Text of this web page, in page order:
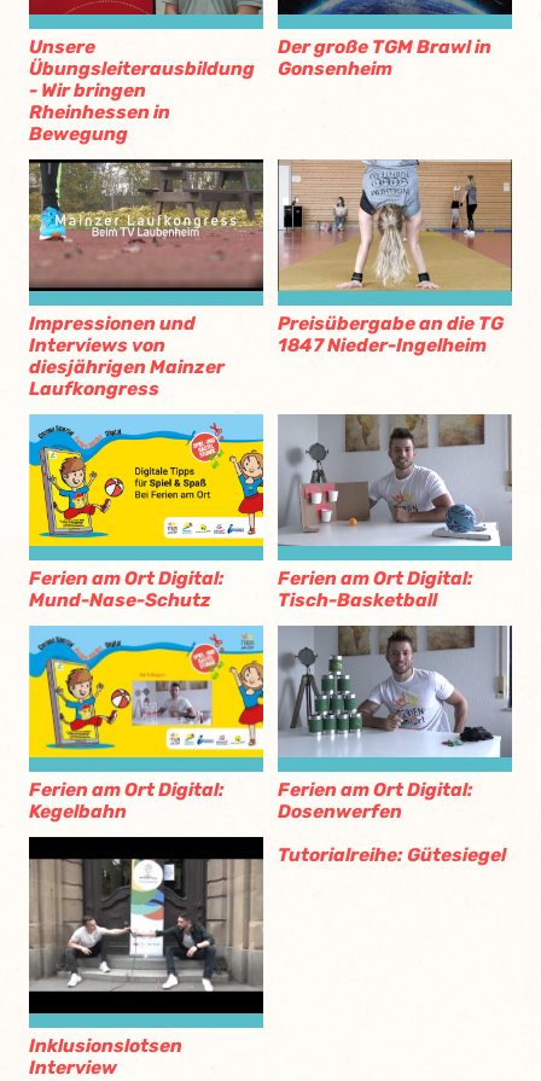
Unsere
Übungsleiterausbildung
- Wir bringen
Rheinhessen in
Bewegung
Der große TGM Brawl in
Gonsenheim
Impressionen und
Interviews von
diesjährigen Mainzer
Laufkongress
Preisübergabe an die TG
1847 Nieder-Ingelheim
Ferien am Ort Digital:
Mund-Nase-Schutz
Ferien am Ort Digital:
Tisch-Basketball
Ferien am Ort Digital:
Kegelbahn
Ferien am Ort Digital:
Dosenwerfen
Inklusionslotsen
Interview
Tutorialreihe: Gütesiegel